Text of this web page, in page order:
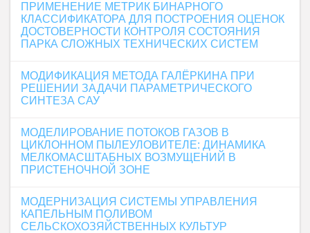
ПРИМЕНЕНИЕ МЕТРИК БИНАРНОГО
КЛАССИФИКАТОРА ДЛЯ ПОСТРОЕНИЯ ОЦЕНОК
ДОСТОВЕРНОСТИ КОНТРОЛЯ СОСТОЯНИЯ
ПАРКА СЛОЖНЫХ ТЕХНИЧЕСКИХ СИСТЕМ
МОДИФИКАЦИЯ МЕТОДА ГАЛЁРКИНА ПРИ
РЕШЕНИИ ЗАДАЧИ ПАРАМЕТРИЧЕСКОГО
СИНТЕЗА САУ
МОДЕЛИРОВАНИЕ ПОТОКОВ ГАЗОВ В
ЦИКЛОННОМ ПЫЛЕУЛОВИТЕЛЕ: ДИНАМИКА
МЕЛКОМАСШТАБНЫХ ВОЗМУЩЕНИЙ В
ПРИСТЕНОЧНОЙ ЗОНЕ
МОДЕРНИЗАЦИЯ СИСТЕМЫ УПРАВЛЕНИЯ
КАПЕЛЬНЫМ ПОЛИВОМ
СЕЛЬСКОХОЗЯЙСТВЕННЫХ КУЛЬТУР